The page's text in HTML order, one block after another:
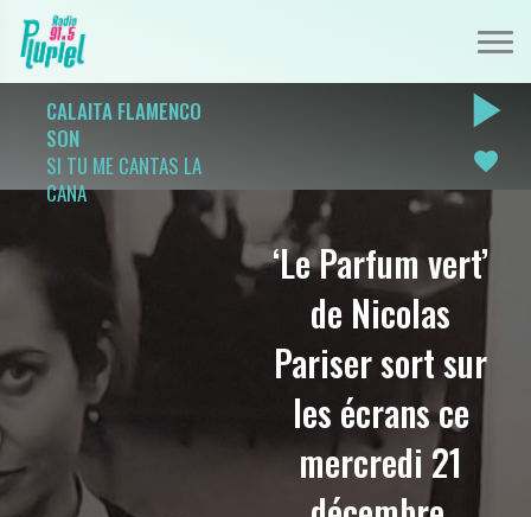
CALAITA FLAMENCO
SON
SI TU ME CANTAS LA
CANA
play_arrow
favorite
‘Le Parfum vert’
de Nicolas
Pariser sort sur
les écrans ce
mercredi 21